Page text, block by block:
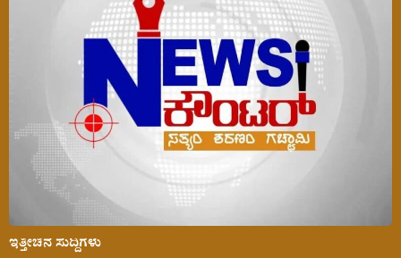
ಇತ್ತೀಚಿನ ಸುದ್ದಿಗಳು